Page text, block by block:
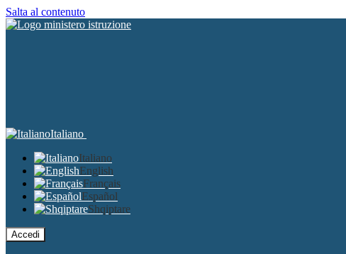
Salta al contenuto
Italiano
Italiano
English
Français
Español
Shqiptare
Accedi